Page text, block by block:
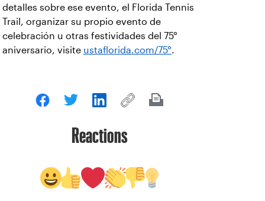
detalles sobre ese evento, el Florida Tennis
Trail, organizar su propio evento de
celebración u otras festividades del 75°
aniversario, visite ustaflorida.com/75°.
Reactions